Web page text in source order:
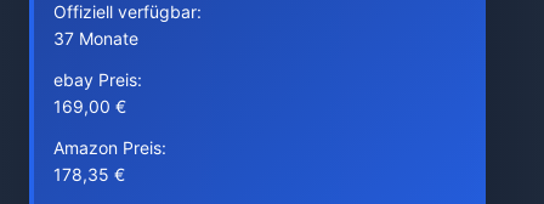
Offiziell verfügbar:
37 Monate
ebay Preis:
169,00 €
Amazon Preis:
178,35 €